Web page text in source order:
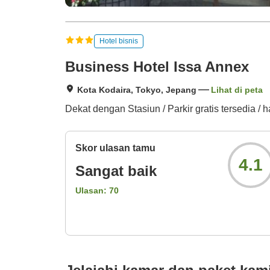
Hotel bisnis
Business Hotel Issa Annex
Kota Kodaira, Tokyo, Jepang Lihat di peta
Dekat dengan Stasiun / Parkir gratis tersedia /
Skor ulasan tamu
Sangat baik
Ulasan: 70
4.1